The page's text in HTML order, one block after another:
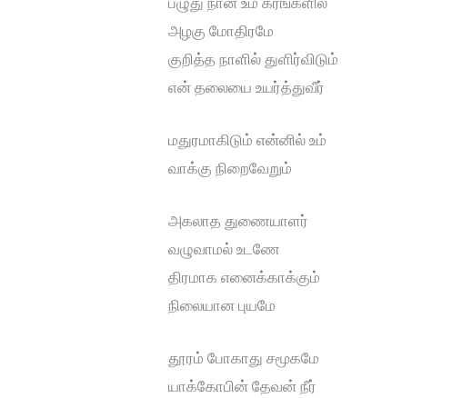
அழகு மோதிரமே
குறித்த நாளில் துளிர்விடும்
என் தலையை உயர்த்துவீர்
மதுரமாகிடும் என்னில் உம்
வாக்கு நிறைவேறும்
அகலாத துணையாளர்
வழுவாமல் உடணே
திரமாக எனைக்காக்கும்
நிலையான புயமே
தூரம் போகாது சமூகமே
யாக்கோபின் தேவன் நீர்